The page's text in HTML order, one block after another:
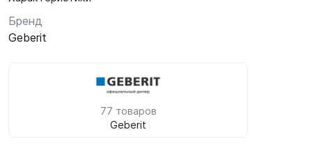
Бренд
Geberit
77 товаров
Geberit